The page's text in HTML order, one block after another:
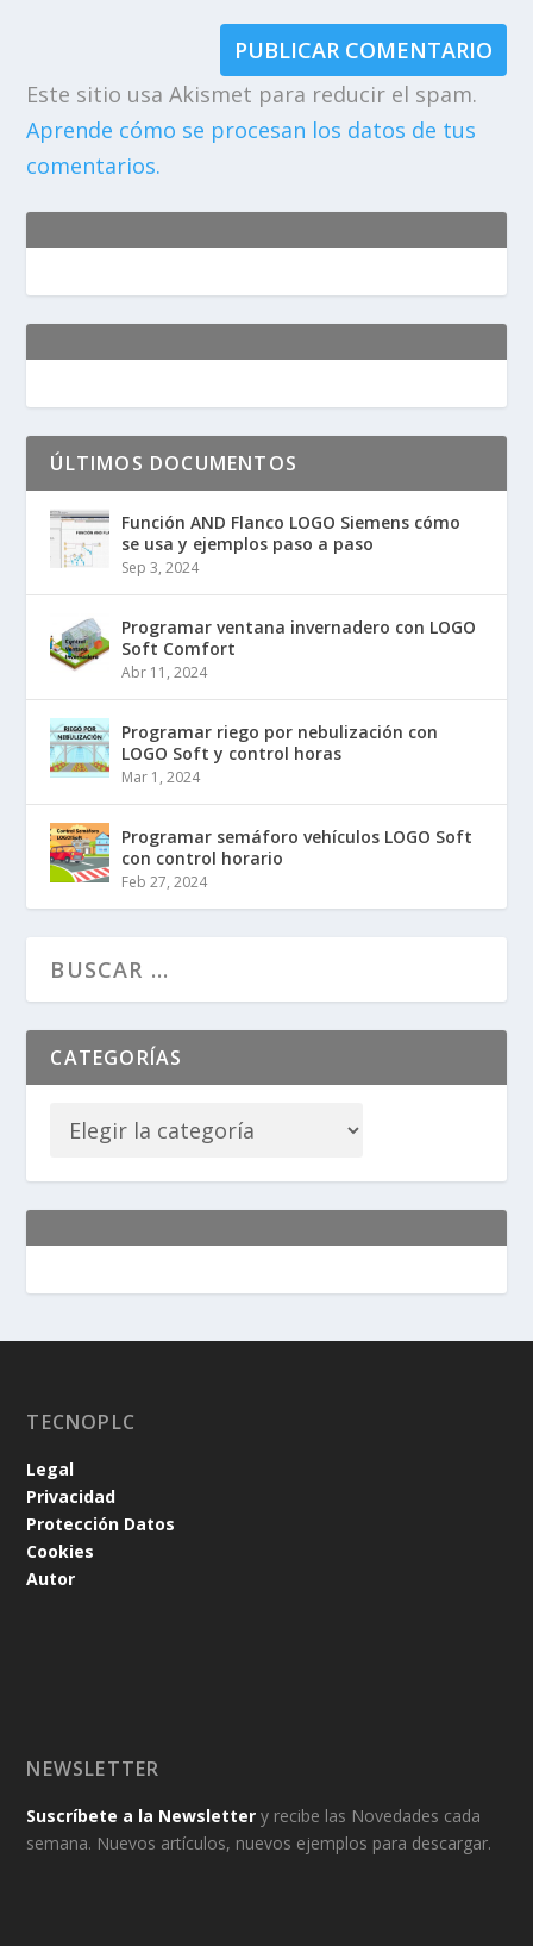
Este sitio usa Akismet para reducir el spam.
Aprende cómo se procesan los datos de tus
comentarios.
ÚLTIMOS DOCUMENTOS
Función AND Flanco LOGO Siemens cómo
se usa y ejemplos paso a paso
Sep 3, 2024
Programar ventana invernadero con LOGO
Soft Comfort
Abr 11, 2024
Programar riego por nebulización con
LOGO Soft y control horas
Mar 1, 2024
Programar semáforo vehículos LOGO Soft
con control horario
Feb 27, 2024
CATEGORÍAS
TECNOPLC
Legal
Privacidad
Protección Datos
Cookies
Autor
NEWSLETTER
Suscríbete a la Newsletter y recibe las Novedades cada
semana. Nuevos artículos, nuevos ejemplos para descargar.